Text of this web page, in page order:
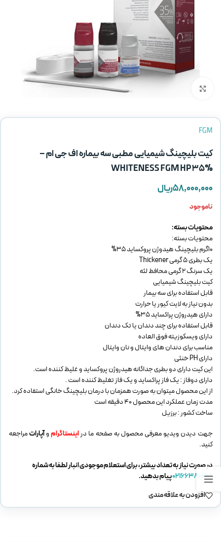
FGM
کیت بلیچینگ شیمیایی مطبی سه بیماره اف جی ام –
WHITENESS FGM HP 35%
۵۸,۰۰۰,۰۰۰ریال
ناموجود
محتویات بسته:
محتویات بسته:
10گرم بلیچینگ هیدوژن پروکساید 35%
یک بطری 5 گرمی Thickener
یک سرنگ 2 گرمی محافظ لثه
کیت بلیچینگ شیمیایی
قابل استفاده برای سه بیمار
بدون‌ نیاز به لایت کیور یا حرارت
دارای هیدروژن پراکساید 35%
قابل استفاده برای چند دندان یا تک دندان
دارای ویسکوزیته فوق العاده
مناسب برای دندان های وایتال و نان وایتال
دارای PH خنثی
این کیت دارای دو بطری جداگانه هیدروژن پروکساید و غلیظ کننده است.
دارای دوفاز : یک فاز پراکساید و یک فاز تغلیظ کننده است .
از این محصول میتوان به صورت همزمان با درمان بلیچینگ خانگی استفاده کرد.
مدت زمان عملکرد این محصول 40 دقیقه است
ساخت کشور : برزیل
جهت دیدن ویدیو معرفی محصول به صفحه ما در اینستاگراموآپاراتمراجعه
کنید.
در صورت نیاز به تعداد بیشتر، برای استعلام موجودی انبار لطفا به شماره
02166380269پیام بدهید.
افزودن به علاقه مندی